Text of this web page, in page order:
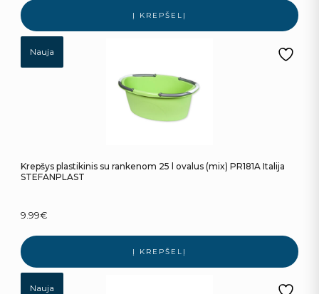
Į KREPŠELĮ
Nauja
Krepšys plastikinis su rankenom 25 l ovalus (mix) PR181A Italija
STEFANPLAST
9.99€
Į KREPŠELĮ
Nauja